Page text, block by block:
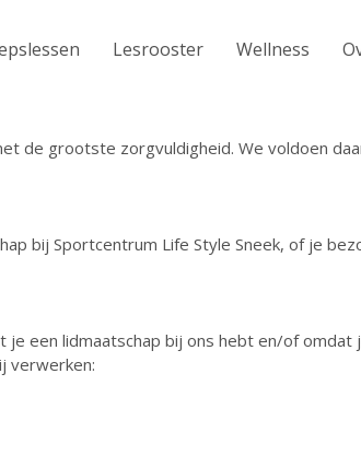
Lesrooster Wellness
de grootste zorgvuldigheid. We voldoen
bij Sportcentrum Life Style Sneek, of je
een lidmaatschap bij ons hebt en/of
verwerken: